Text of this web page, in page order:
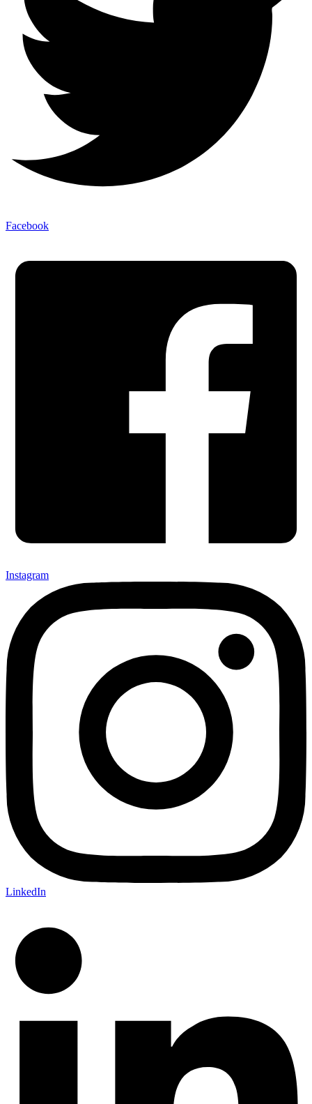
Facebook
Instagram
LinkedIn